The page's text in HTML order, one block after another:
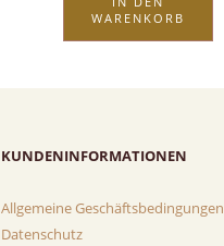
WARENKORB
KUNDENINFORMATIONEN
Allgemeine Geschäftsbedingungen
Datenschutz